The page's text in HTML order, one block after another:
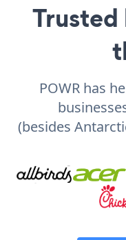
POWR has
(besides